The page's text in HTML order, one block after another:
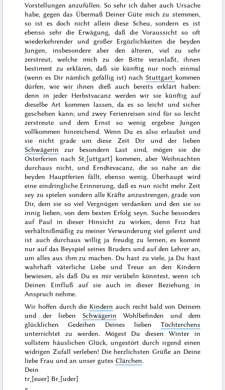
Vorstellungen anzufüllen. So sehr ich daher auch Ursache
habe, gegen das Übermaß Deiner Güte mich zu stemmen,
so ist es doch nicht allein diese Scheu, sondern es ist
ebenso sehr die Erwägung, daß die Voraussicht so oft
wiederkehrender und großer Ergözlichkeiten die beyden
Jungen, insbesondere aber den älteren, viel zu sehr
zerstreut, welche mich zu der Bitte veranlaßt, ihnen
bestimmt zu erklären, daß sie künftig nur noch einmal
(wenn es Dir nämlich gefällig ist) nach Stuttgart kommen
dürfen, wie wir ihnen dieß auch bereits erklärt haben:
denn in jeder Herbstvacanz werden wir sie künftig auf
dieselbe Art kommen lassen, da es so leicht und sicher
geschehen kann; und zwey Ferienreisen sind für so leicht
zerstreute und dem Ernst so wenig ergebne Jungen
vollkommen hinreichend. Wenn Du es also erlaubst und
sie nicht grade um diese Zeit Dir und der lieben
Schwägerin zur besondern Last sind, mögen sie die
Osterferien nach St˖[uttgart] kommen, aber Weihnachten
durchaus nicht, und Erndtevacanz, die so nahe an die
beyden Hauptferien fällt, ebenso wenig. Überhaupt wird
eine eindringliche Erinnerung, daß es nun nicht mehr Zeit
sey zu spielen sondern alle Kräfte anzustrengen, grade von
Dir, dem sie so viel Vergnügen verdanken und den sie so
innig lieben, von dem besten Erfolg seyn. Suche besonders
auf Paul in dieser Hinsicht zu wirken, denn Friz hat
verhältnißmäßig zu meiner Verwunderung viel gelernt und
ist auch durchaus willig ja freudig zu lernen, es kommt
nur auf das Beyspiel seines Bruders und auf den Lehrer an,
um alles aus ihm zu machen. Du hast zu viele, ja Du hast
wahrhaft väterliche Liebe und Treue an den Kindern
bewiesen, als daß Du es mir verübeln könntest, wenn ich
Deinen Einfluß auf sie auch in dieser Beziehung in
Anspruch nehme.
Wir hoffen durch die Kindern auch recht bald von Deinem
und der lieben Schwägerin Wohlbefinden und dem
glücklichen Gedeihen Deines lieben Töchterchens
unterrichtet zu werden. Mögest Du diesen Winterin
vollstem häuslichen Glück, ungestört durch irgend einen
widrigen Zufall verleben! Die herzlichsten Grüße an Deine
liebe Frau und an unser gutesClärchen.
Dein
tr˖[euer] Br˖[uder]